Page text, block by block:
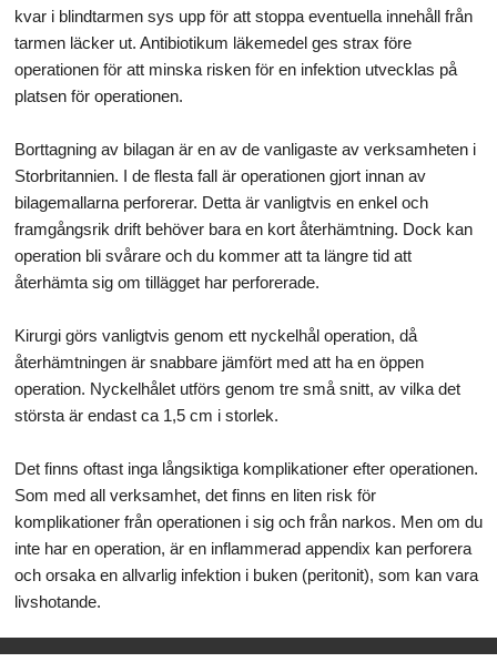
kvar i blindtarmen sys upp för att stoppa eventuella innehåll från
tarmen läcker ut. Antibiotikum läkemedel ges strax före
operationen för att minska risken för en infektion utvecklas på
platsen för operationen.
Borttagning av bilagan är en av de vanligaste av verksamheten i
Storbritannien. I de flesta fall är operationen gjort innan av
bilagemallarna perforerar. Detta är vanligtvis en enkel och
framgångsrik drift behöver bara en kort återhämtning. Dock kan
operation bli svårare och du kommer att ta längre tid att
återhämta sig om tillägget har perforerade.
Kirurgi görs vanligtvis genom ett nyckelhål operation, då
återhämtningen är snabbare jämfört med att ha en öppen
operation. Nyckelhålet utförs genom tre små snitt, av vilka det
största är endast ca 1,5 cm i storlek.
Det finns oftast inga långsiktiga komplikationer efter operationen.
Som med all verksamhet, det finns en liten risk för
komplikationer från operationen i sig och från narkos. Men om du
inte har en operation, är en inflammerad appendix kan perforera
och orsaka en allvarlig infektion i buken (peritonit), som kan vara
livshotande.